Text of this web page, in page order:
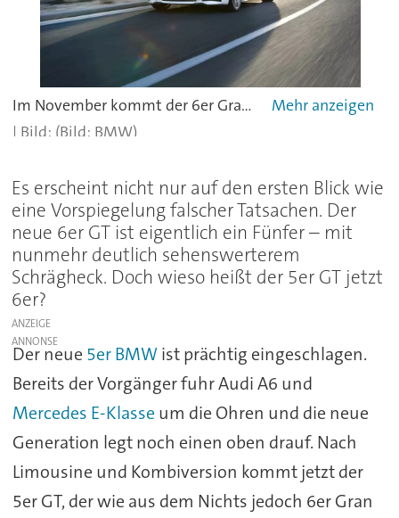
Im November kommt der 6er Gran Turismo in den Handel.
(Bild: BMW)
Es erscheint nicht nur auf den ersten Blick wie
eine Vorspiegelung falscher Tatsachen. Der
neue 6er GT ist eigentlich ein Fünfer – mit
nunmehr deutlich sehenswerterem
Schrägheck. Doch wieso heißt der 5er GT jetzt
6er?
ANZEIGE
Der neue 5er BMWist prächtig eingeschlagen.
Bereits der Vorgänger fuhr Audi A6 und
Mercedes E-Klasse um die Ohren und die neue
Generation legt noch einen oben drauf. Nach
Limousine und Kombiversion kommt jetzt der
5er GT, der wie aus dem Nichts jedoch 6er Gran